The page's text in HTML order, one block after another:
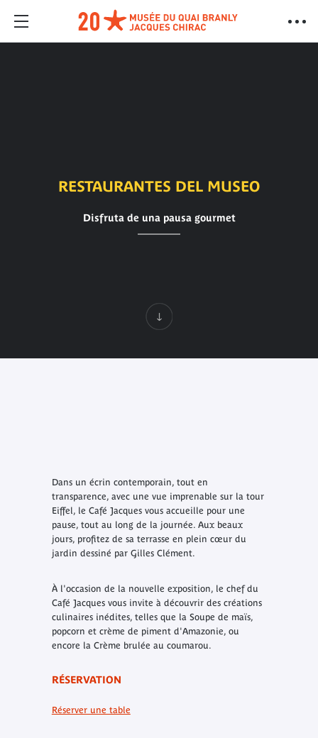
RESTAURANTES DEL MUSEO
Disfruta de una pausa gourmet
Dans un écrin contemporain, tout en
transparence, avec une vue imprenable sur la tour
Eiffel, le Café Jacquesvous accueille pour une
pause, tout au long de la journée. Aux beaux
jours, profitez de sa terrasse en plein cœur du
jardin dessiné par Gilles Clément.
À l'occasion de la nouvelle exposition, le chef du
Café Jacques vous invite à découvrir des créations
culinaires inédites, telles que la Soupe de maïs,
popcorn et crème de piment d'Amazonie, ou
encore la Crème brulée au coumarou.
RÉSERVATION
Réserver une table